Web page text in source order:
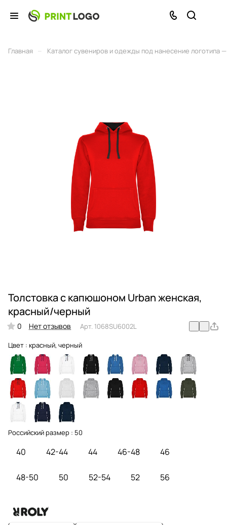
Главная Каталог сувениров и одежды под нанесение логотипа
Толстовка с капюшоном Urban женская,
красный/черный
0 Нет отзывов Арт. 1068SU6002L
Цвет : красный, черный
Российский размер : 50
40 42-44 44 46-48 46
48-50 50 52-54 52 56